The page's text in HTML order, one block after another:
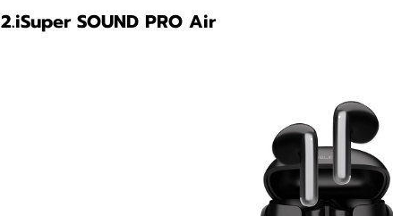
2.iSuper SOUND PRO Air